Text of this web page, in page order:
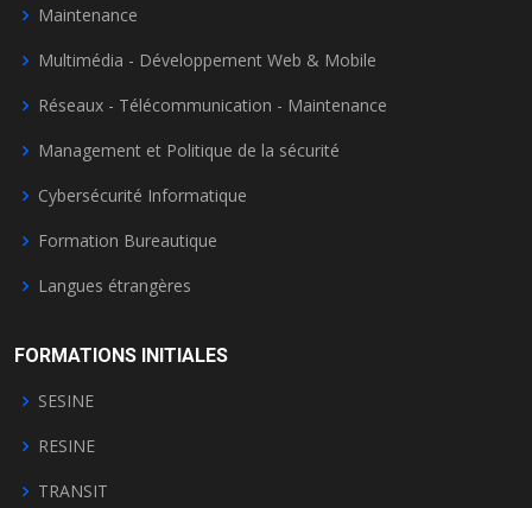
Maintenance
Multimédia - Développement Web & Mobile
Réseaux - Télécommunication - Maintenance
Management et Politique de la sécurité
Cybersécurité Informatique
Formation Bureautique
Langues étrangères
FORMATIONS INITIALES
SESINE
RESINE
TRANSIT